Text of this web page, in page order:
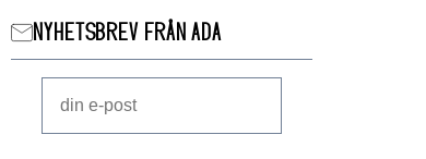
NYHETSBREV FRÅN ADA